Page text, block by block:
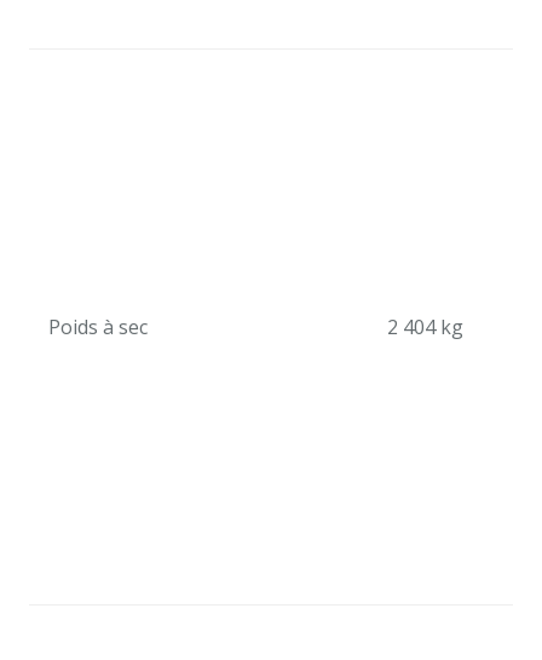
Poids à sec 2 404 kg